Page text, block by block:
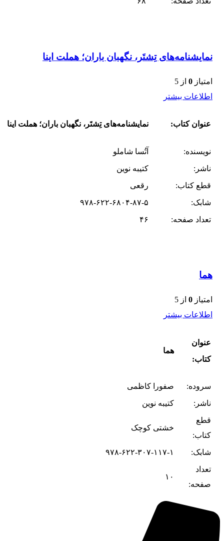
نمایشنامه‌های تِشتَر، نگهبان باران؛ هملت اینا
امتیاز 0 از 5
اطلاعات بیشتر
عنوان کتاب: نمایشنامه‌های تِشتَر، نگهبان باران؛ هملت اینا
نویسنده:
آتُسا شاملو
ناشر:
کتیبه نوین
قطع کتاب:
رقعی
شابک:
۹۷۸-۶۲۲-۶۸۰۴-۸۷-۵
تعداد صفحه:
۴۶
هما
امتیاز 0 از 5
اطلاعات بیشتر
عنوان
کتاب:
هما
سروده:
صفورا کاظمی
ناشر:
کتیبه نوین
قطع
کتاب:
خشتی کوچک
شابک:
۹۷۸-۶۲۲-۳۰۷-۱۱۷-۱
تعداد
صفحه:
۱۰